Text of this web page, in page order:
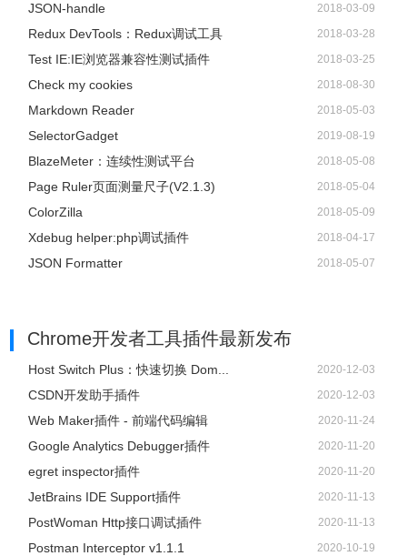
JSON-handle 2018-03-09
Redux DevTools：Redux调试工具 2018-03-28
Test IE:IE浏览器兼容性测试插件 2018-03-25
Check my cookies 2018-08-30
Markdown Reader 2018-05-03
SelectorGadget 2019-08-19
BlazeMeter：连续性测试平台 2018-05-08
Page Ruler页面测量尺子(V2.1.3) 2018-05-04
ColorZilla 2018-05-09
Xdebug helper:php调试插件 2018-04-17
JSON Formatter 2018-05-07
Chrome开发者工具插件最新发布
Host Switch Plus：快速切换 Dom... 2020-12-03
CSDN开发助手插件 2020-12-03
Web Maker插件 - 前端代码编辑 2020-11-24
Google Analytics Debugger插件 2020-11-20
egret inspector插件 2020-11-20
JetBrains IDE Support插件 2020-11-13
PostWoman Http接口调试插件 2020-11-13
Postman Interceptor v1.1.1 2020-10-19